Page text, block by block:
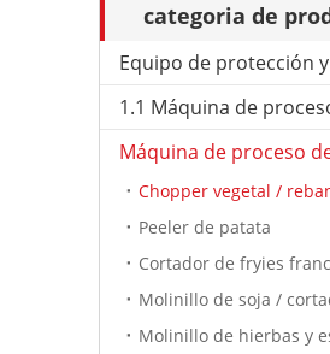
categoria de
Chopper vegetal /
Peeler de patata
Cortador de fryies
Molinillo de hierbas y